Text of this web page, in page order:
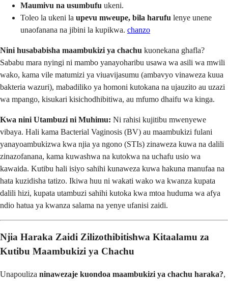
Maumivu na usumbufu ukeni.
Toleo la ukeni la upevu mweupe, bila harufu lenye unene
unaofanana na jibini la kupikwa. chanzo
Nini husababisha maambukizi ya chachu kuonekana ghafla?
Sababu mara nyingi ni mambo yanayoharibu usawa wa asili wa mwili
wako, kama vile matumizi ya viuavijasumu (ambavyo vinaweza kuua
bakteria wazuri), mabadiliko ya homoni kutokana na ujauzito au uzazi
wa mpango, kisukari kisichodhibitiwa, au mfumo dhaifu wa kinga.
Kwa nini Utambuzi ni Muhimu: Ni rahisi kujitibu mwenyewe
vibaya. Hali kama Bacterial Vaginosis (BV) au maambukizi fulani
yanayoambukizwa kwa njia ya ngono (STIs) zinaweza kuwa na dalili
zinazofanana, kama kuwashwa na kutokwa na uchafu usio wa
kawaida. Kutibu hali isiyo sahihi kunaweza kuwa hakuna manufaa na
hata kuzidisha tatizo. Ikiwa huu ni wakati wako wa kwanza kupata
dalili hizi, kupata utambuzi sahihi kutoka kwa mtoa huduma wa afya
ndio hatua ya kwanza salama na yenye ufanisi zaidi.
Njia Haraka Zaidi Zilizothibitishwa Kitaalamu za
Kutibu Maambukizi ya Chachu
Unapouliza ninawezaje kuondoa maambukizi ya chachu haraka?,